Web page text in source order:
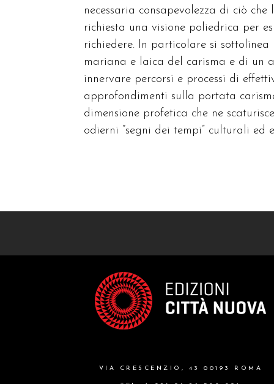
necessaria consapevolezza di ciò
richiesta una visione poliedrica per
richiedere. In particolare si
mariana e laica del carisma e di un
innervare percorsi e processi di
approfondimenti sulla portata
dimensione profetica che ne
odierni “segni dei tempi” culturali ed
VIA CRESCENZIO, 43 00193 ROMA